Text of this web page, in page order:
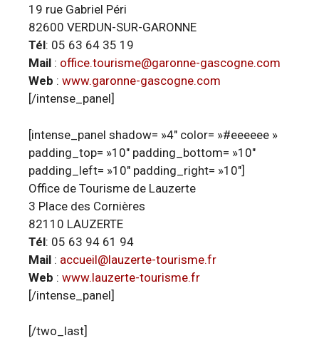
19 rue Gabriel Péri
82600 VERDUN-SUR-GARONNE
Tél: 05 63 64 35 19
Mail : office.tourisme@garonne-gascogne.com
Web : www.garonne-gascogne.com
[/intense_panel]
[intense_panel shadow= »4″ color= »#eeeeee »
padding_top= »10″ padding_bottom= »10″
padding_left= »10″ padding_right= »10″]
Office de Tourisme de Lauzerte
3 Place des Cornières
82110 LAUZERTE
Tél: 05 63 94 61 94
Mail : accueil@lauzerte-tourisme.fr
Web : www.lauzerte-tourisme.fr
[/intense_panel]
[/two_last]